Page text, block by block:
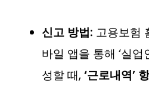
신고 방법: 고용보험
바일 앱을 통해 ‘실업
성할 때, ‘근로내역’